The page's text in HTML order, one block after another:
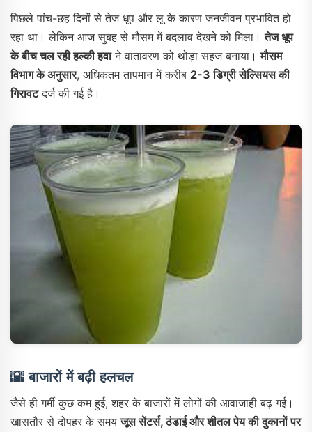
पिछले पांच-छह दिनों से तेज धूप और लू के कारण जनजीवन प्रभावित हो
रहा था। लेकिन आज सुबह से मौसम में बदलाव देखने को मिला।तेज धूप
के बीच चल रही हल्की हवाने वातावरण को थोड़ा सहज बनाया।मौसम
विभाग के अनुसार, अधिकतम तापमान में करीब 2-3 डिग्री सेल्सियस की
गिरावटदर्ज की गई है।
🌇बाजारों में बढ़ी हलचल
जैसे ही गर्मी कुछ कम हुई, शहर के बाजारों में लोगों की आवाजाही बढ़ गई।
खासतौर से दोपहर के समयजूस सेंटर्स, ठंडाई और शीतल पेय की दुकानों पर